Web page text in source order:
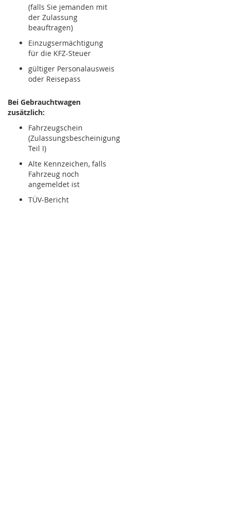
(falls Sie jemanden mit
der Zulassung
beauftragen)
Einzugsermächtigung
für die KFZ-Steuer
gültiger Personalausweis
oder Reisepass
Bei Gebrauchtwagen
zusätzlich:
Fahrzeugschein
(Zulassungsbescheinigung
Teil I)
Alte Kennzeichen, falls
Fahrzeug noch
angemeldet ist
TÜV-Bericht